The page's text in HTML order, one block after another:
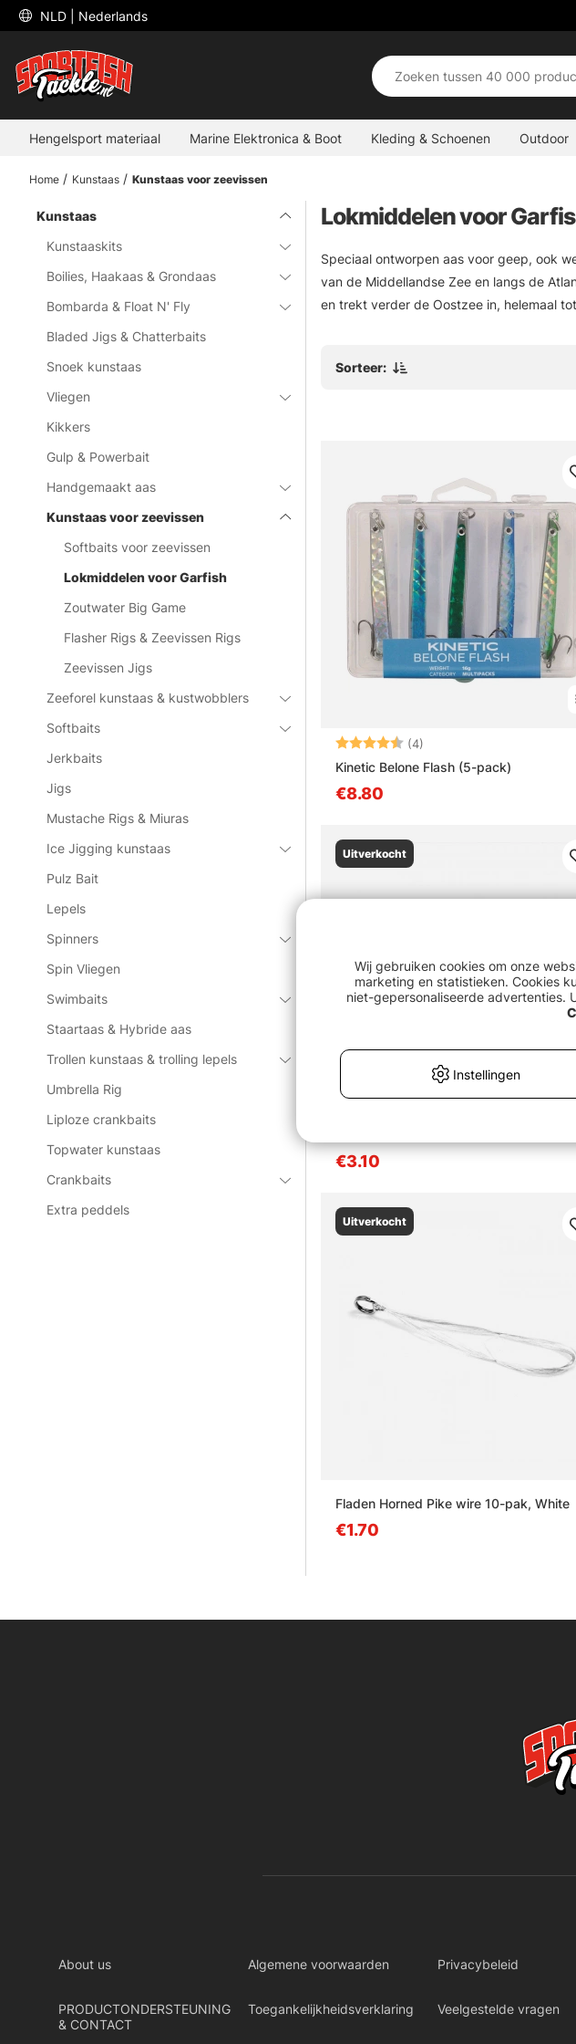
NLD | Nederlands
Hengelsport materiaal Marine Elektronica & Boot Kleding & Schoenen Outdoor
Home Kunstaas Kunstaas voor zeevissen
Kunstaas
Kunstaaskits
Boilies, Haakaas & Grondaas
Bombarda & Float N' Fly
Bladed Jigs & Chatterbaits
Snoek kunstaas
Vliegen
Kikkers
Gulp & Powerbait
Handgemaakt aas
Kunstaas voor zeevissen
Softbaits voor zeevissen
Lokmiddelen voor Garfish
Zoutwater Big Game
Flasher Rigs & Zeevissen Rigs
Zeevissen Jigs
Zeeforel kunstaas & kustwobblers
Softbaits
Jerkbaits
Jigs
Mustache Rigs & Miuras
Ice Jigging kunstaas
Pulz Bait
Lepels
Spinners
Spin Vliegen
Swimbaits
Staartaas & Hybride aas
Trollen kunstaas & trolling lepels
Umbrella Rig
Liploze crankbaits
Topwater kunstaas
Crankbaits
Extra peddels
Lokmiddelen voor
Speciaal ontworpen aas voor geep, ook
van de Middellandse Zee en langs de
en trekt verder de Oostzee in, helemaal
Sorteer:
Beoordeling:(4)
Kinetic Belone Flash (5-pack)
€8.80
Uitverkocht
€3.10
Uitverkocht
Fladen Horned Pike wire 10-pak, White
€1.70
About us Algemene voorwaarden Privacybeleid
PRODUCTONDERSTEUNING
& CONTACT
Toegankelijkheidsverklaring Veelgestelde vragen
Wij gebruiken cookies om onze
marketing en statistieken. Cookies
niet-gepersonaliseerde advertenties.
Instellingen